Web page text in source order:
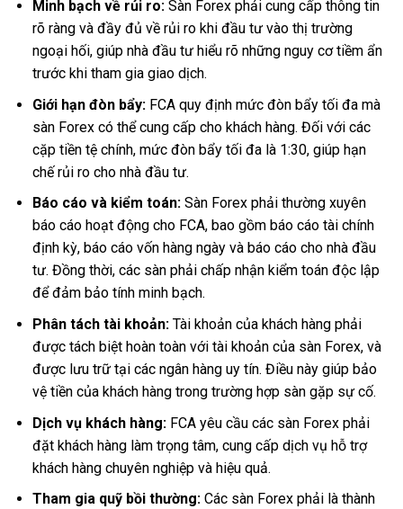
Minh bạch về rủi ro:Sàn Forex phải cung cấp thông tin
rõ ràng và đầy đủ về rủi ro khi đầu tư vào thị trường
ngoại hối, giúp nhà đầu tư hiểu rõ những nguy cơ tiềm ẩn
trước khi tham gia giao dịch.
Giới hạn đòn bẩy:FCA quy định mức đòn bẩy tối đa mà
sàn Forex có thể cung cấp cho khách hàng. Đối với các
cặp tiền tệ chính, mức đòn bẩy tối đa là 1:30, giúp hạn
chế rủi ro cho nhà đầu tư.
Báo cáo và kiểm toán:Sàn Forex phải thường xuyên
báo cáo hoạt động cho FCA, bao gồm báo cáo tài chính
định kỳ, báo cáo vốn hàng ngày và báo cáo cho nhà đầu
tư. Đồng thời, các sàn phải chấp nhận kiểm toán độc lập
để đảm bảo tính minh bạch.
Phân tách tài khoản:Tài khoản của khách hàng phải
được tách biệt hoàn toàn với tài khoản của sàn Forex, và
được lưu trữ tại các ngân hàng uy tín. Điều này giúp bảo
vệ tiền của khách hàng trong trường hợp sàn gặp sự cố.
Dịch vụ khách hàng:FCA yêu cầu các sàn Forex phải
đặt khách hàng làm trọng tâm, cung cấp dịch vụ hỗ trợ
khách hàng chuyên nghiệp và hiệu quả.
Tham gia quỹ bồi thường:Các sàn Forex phải là thành